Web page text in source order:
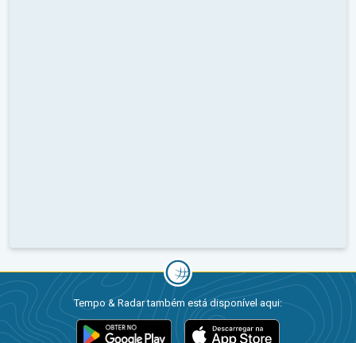
Tempo & Radar também está disponível aqui: